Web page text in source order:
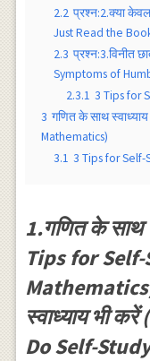
2.2 प्रश्न:2.क्या केवल
Just Read the
2.3 प्रश्न:3.विनीत
Symptoms of
2.3.1 3 Tips for
3 गणित के साथ
Mathematics)
3.1 3 Tips for Self-
1.गणित के साथ
Tips for
स्वाध्याय भी
Do Self-